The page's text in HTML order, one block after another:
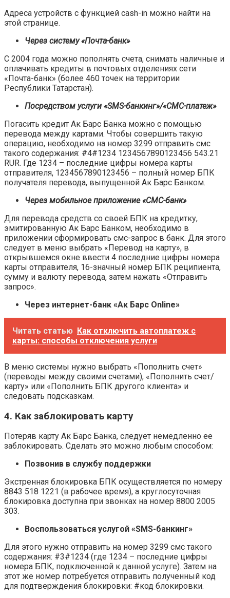
Адреса устройств с функцией cash-in можно найти на
этой странице.
Через систему «Почта-банк»
С 2004 года можно пополнять счета, снимать наличные и
оплачивать кредиты в почтовых отделениях сети
«Почта-банк» (более 460 точек на территории
Республики Татарстан).
Посредством услуги «SMS-банкинг»/«СМС-платеж»
Погасить кредит Ак Барс Банка можно с помощью
перевода между картами. Чтобы совершить такую
операцию, необходимо на номер 3299 отправить смс
такого содержания: #4#1234 1234567890123456 543.21
RUR. Где 1234 – последние цифры номера карты
отправителя, 1234567890123456 – полный номер БПК
получателя перевода, выпущенной Ак Барс Банком.
Через мобильное приложение «СМС-банк»
Для перевода средств со своей БПК на кредитку,
эмитированную Ак Барс Банком, необходимо в
приложении сформировать смс-запрос в банк. Для этого
следует в меню выбрать «Перевод на карту», в
открывшемся окне ввести 4 последние цифры номера
карты отправителя, 16-значный номер БПК реципиента,
сумму и валюту перевода, затем нажать «Отправить
запрос».
Через интернет-банк «Ак Барс Online»
Читать статью Как отключить автоплатеж с
карты: способы отключения услуги
В меню системы нужно выбрать «Пополнить счет»
(переводы между своими счетами), «Пополнить счет/
карту» или «Пополнить БПК другого клиента» и
следовать подсказкам.
4. Как заблокировать карту
Потеряв карту Ак Барс Банка, следует немедленно ее
заблокировать. Сделать это можно любым способом:
Позвонив в службу поддержки
Экстренная блокировка БПК осуществляется по номеру
8843 518 1221 (в рабочее время), а круглосуточная
блокировка доступна при звонках на номер 8800 2005
303.
Воспользоваться услугой «SMS-банкинг»
Для этого нужно отправить на номер 3299 смс такого
содержания: #3#1234 (где 1234 – последние цифры
номера БПК, подключенной к данной услуге). Затем на
этот же номер потребуется отправить полученный код
для подтверждения блокировки: #код блокировки.